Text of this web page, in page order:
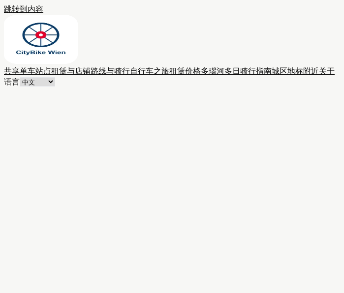
跳转到内容
共享单车站点租赁与店铺路线与骑行自行车之旅租赁价格多瑙河多日骑行指南城区地标附近关于
语言